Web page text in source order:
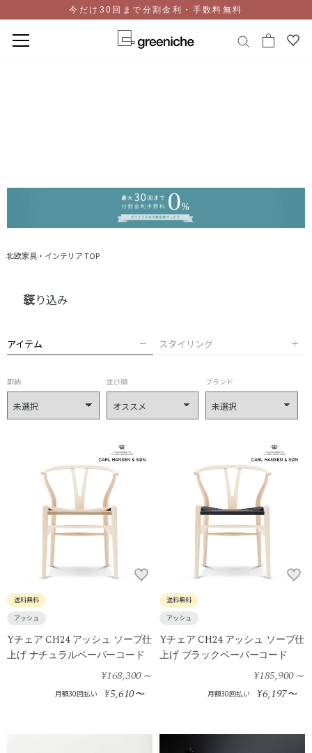
ッ
今だけ30回まで分割金利・手数料無料
北欧家具・インテリア TOP
絞り込み
アイテム スタイリング
即納 並び順 ブランド
送料無料
アッシュ
Yチェア CH24 アッシュ ソープ仕
上げ ナチュラルペーパーコード
¥168,300～
月額30回払い ¥5,610〜
送料無料
アッシュ
Yチェア CH24 アッシュ ソープ仕
上げ ブラックペーパーコード
¥185,900～
月額30回払い ¥6,197〜